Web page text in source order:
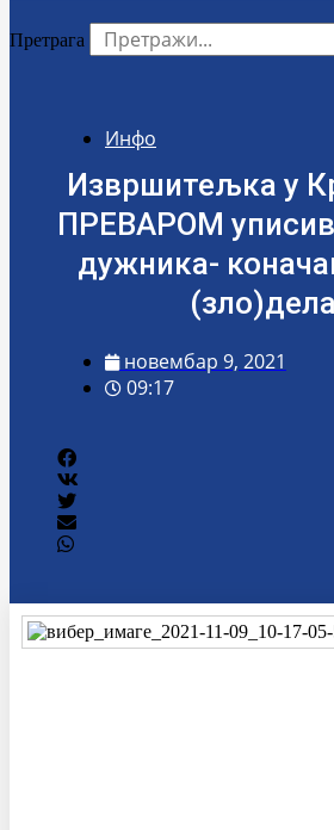
Претрага
Инфо
Извршитељка у
ПРЕВАРОМ
дужника-
новембар 9, 2021
09:17